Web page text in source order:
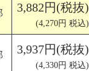
3,882円(税抜)
(4,270円 税込)
3,937円(税抜)
(4,330円 税込)